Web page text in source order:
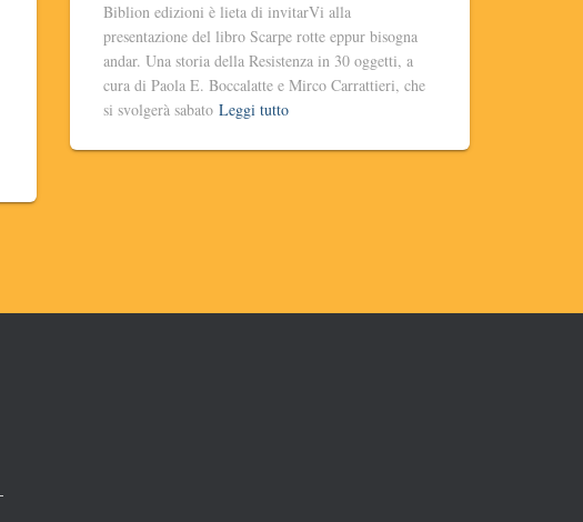
Biblion edizioni è lieta di invitarVi alla
presentazione del libro Scarpe rotte eppur bisogna
andar. Una storia della Resistenza in 30 oggetti, a
cura di Paola E. Boccalatte e Mirco Carrattieri, che
si svolgerà sabato Leggi tutto